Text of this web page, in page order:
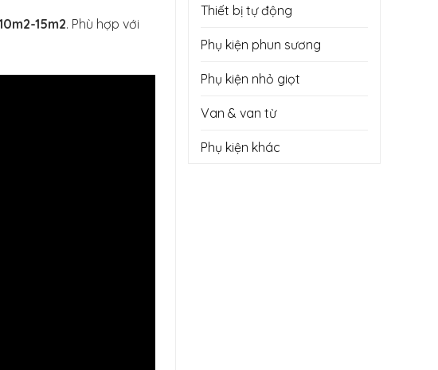
15m2. Phù hợp với
Thiết bị tự động
Phụ kiện phun sương
Phụ kiện nhỏ giọt
Van & van từ
Phụ kiện khác